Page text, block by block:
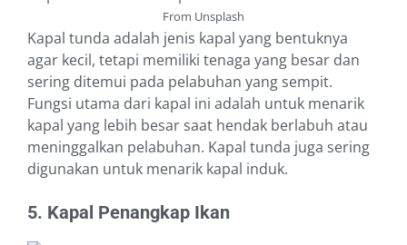
From Unsplash
Kapal tunda adalah jenis kapal yang bentuknya
agar kecil, tetapi memiliki tenaga yang besar dan
sering ditemui pada pelabuhan yang sempit.
Fungsi utama dari kapal ini adalah untuk menarik
kapal yang lebih besar saat hendak berlabuh atau
meninggalkan pelabuhan. Kapal tunda juga sering
digunakan untuk menarik kapal induk.
5. Kapal Penangkap Ikan